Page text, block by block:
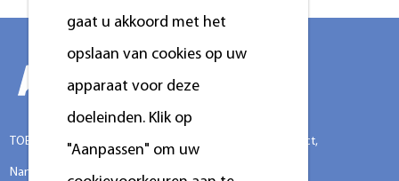
TOEVOEGEN:No.388 Xinggang Road, Chongchuan District,
Nantong City, 226000, provincie Jiangsu, China.
gaat u akkoord met het
opslaan van cookies op uw
apparaat voor deze
doeleinden. Klik op
"Aanpassen" om uw